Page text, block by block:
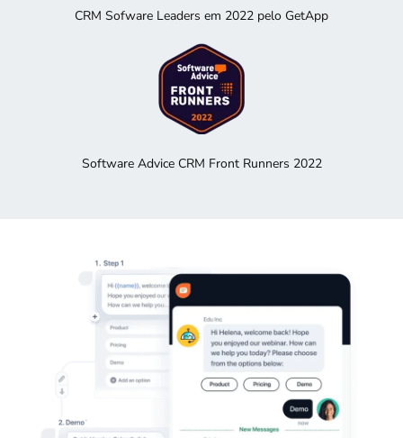
CRM Sofware Leaders em 2022 pelo GetApp
Software Advice CRM Front Runners 2022